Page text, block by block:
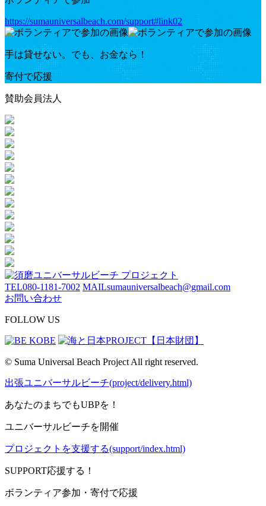
https://sumauniversalbeach.com/support#link02
手は貸せない。でも、お金なら！
寄付で応援
賛助会員法人
TEL080-1181-7002 MAILsumauniversalbeach@gmail.com
お問い合わせ
FOLLOW US
© Suma Universal Beach Project All right reserved.
出張ユニバーサルビーチ(project/delivery.html)
あなたのまちでもUBPを！
ユニバーサルビーチを開催
プロジェクトを支援する(support/index.html)
SUPPORT応援する！
ボランティア参加・寄付で応援